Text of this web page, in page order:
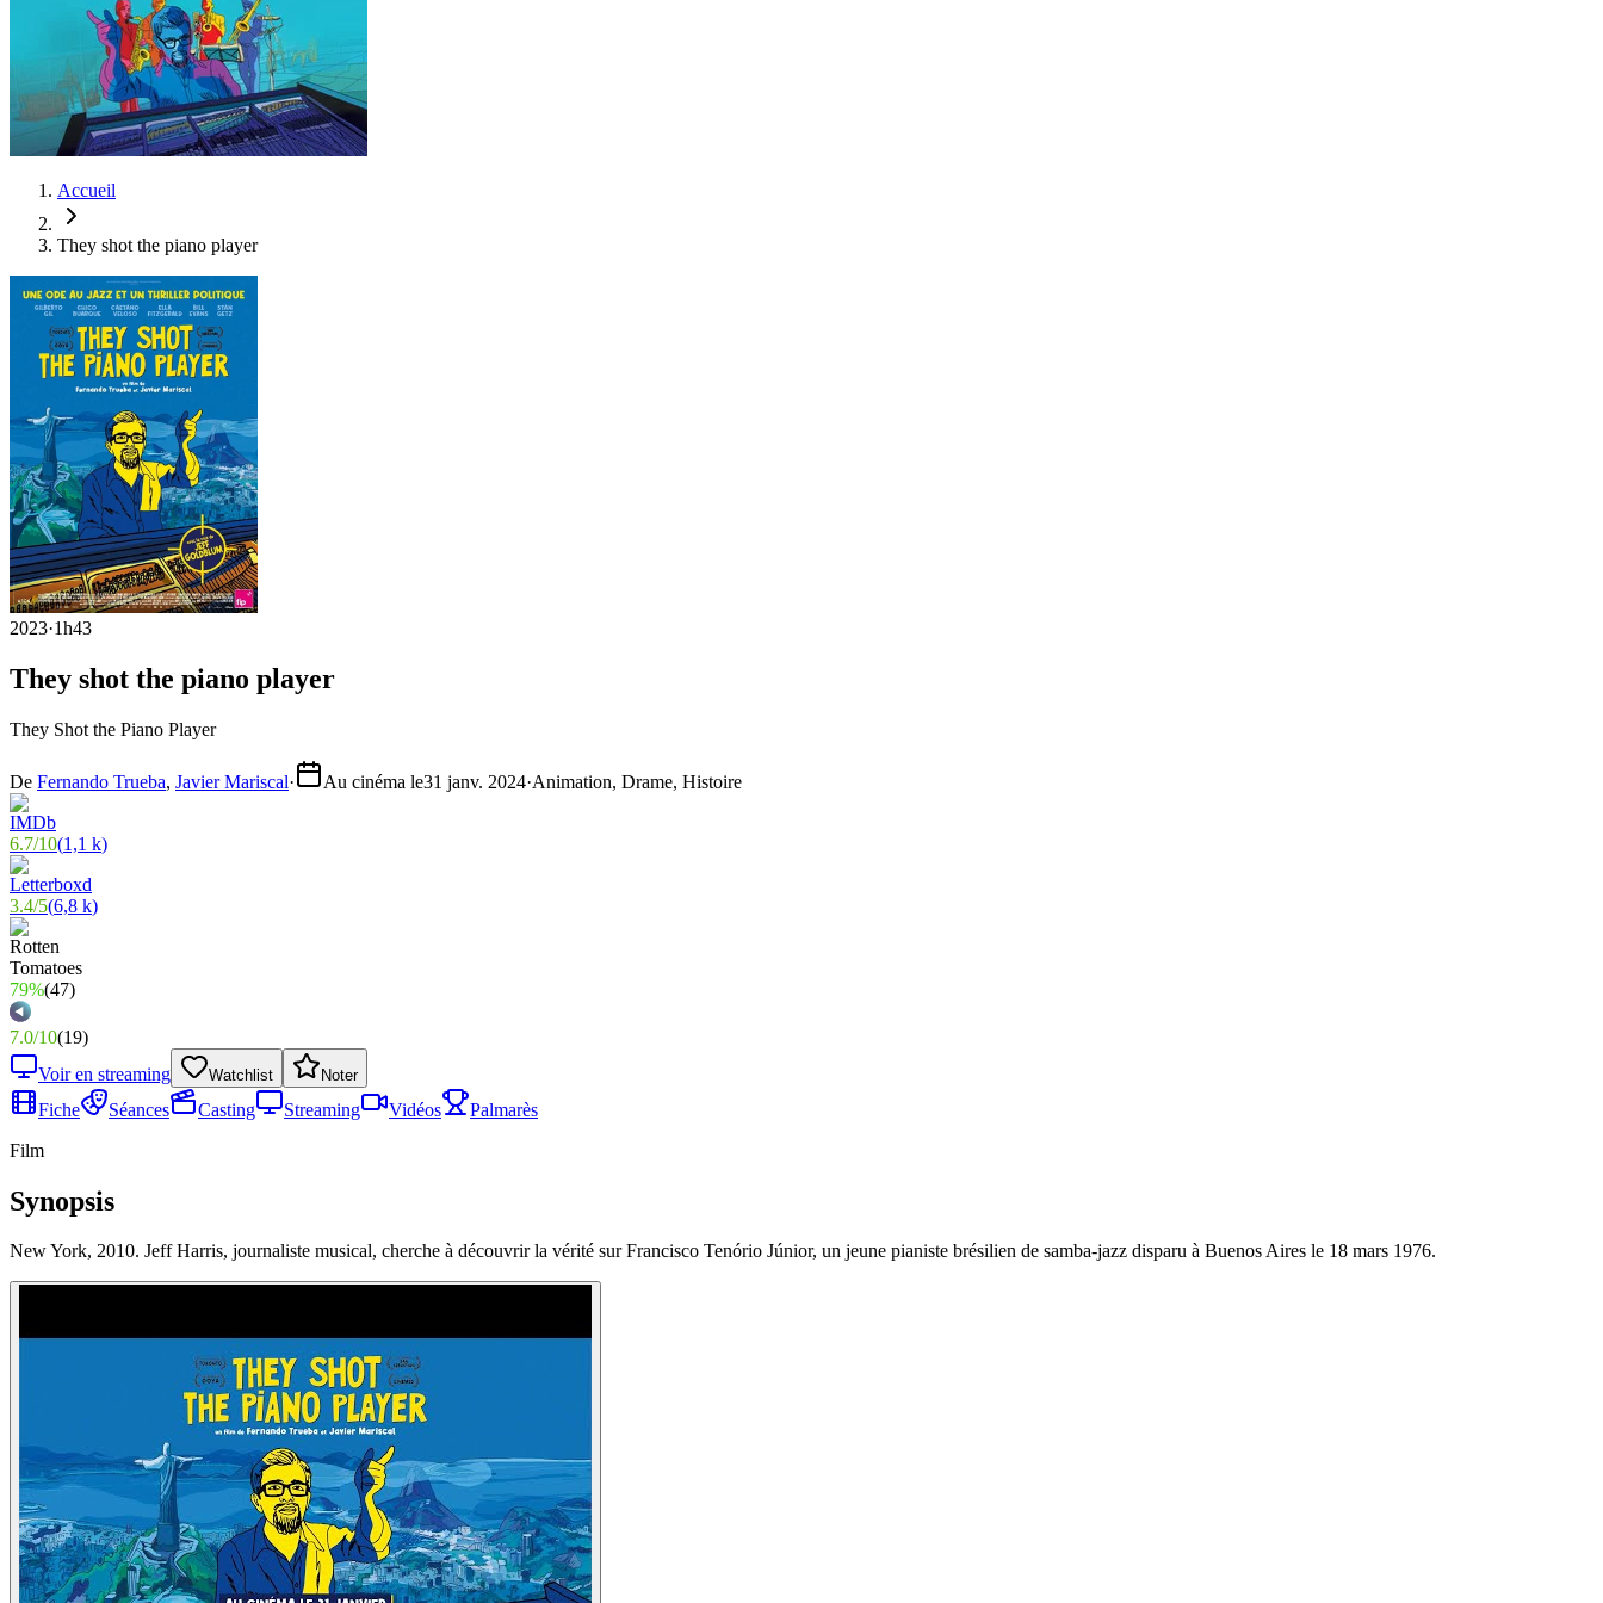
Accueil
They shot the piano player
2023·1h43
They shot the piano player
They Shot the Piano Player
De Fernando Trueba, Javier Mariscal· Au cinéma le31 janv. 2024·Animation, Drame, Histoire
6.7/10(1,1 k)
3.4/5(6,8 k)
79%(47)
7.0/10(19)
Voir en streaming
Watchlist Noter
Fiche Séances Casting Streaming Vidéos
Palmarès
Film
Synopsis
New York, 2010. Jeff Harris, journaliste musical, cherche à découvrir la vérité sur Francisco Tenório Júnior, un jeune pianiste brésilien de samba-jazz disparu à Buenos Aires le 18 mars 1976.